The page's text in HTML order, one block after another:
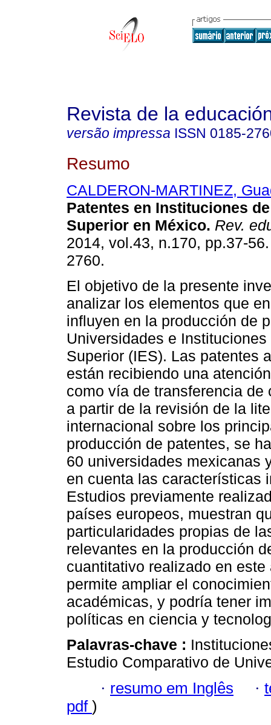
Revista de la
versão impressa ISSN 0185-
Resumo
CALDERON-MARTINEZ,
Patentes en Instituciones
Superior en México. Rev.
2014, vol.43, n.170, pp.37-
2760.
El objetivo de la presente
analizar los elementos que
influyen en la producción de
Universidades e
Superior (IES). Las patentes
están recibiendo una
como vía de transferencia de
a partir de la revisión de la
internacional sobre los
producción de patentes, se
60 universidades mexicanas
en cuenta las características
Estudios previamente
países europeos, muestran
particularidades propias de
relevantes en la producción
cuantitativo realizado en
permite ampliar el
académicas, y podría tener
políticas en ciencia y
Palavras-chave :
Estudio Comparativo de
· resumo em Inglês ·
pdf )